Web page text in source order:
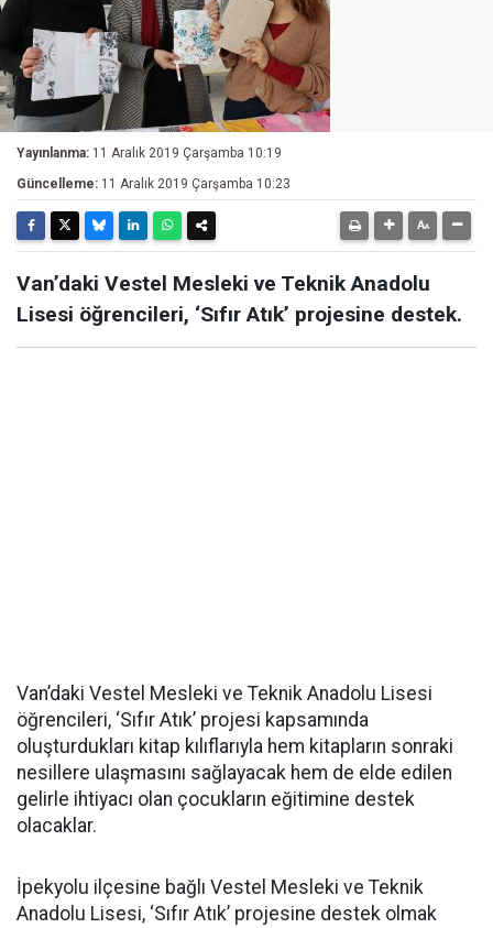
Yayınlanma: 11 Aralık 2019 Çarşamba 10:19
Güncelleme: 11 Aralık 2019 Çarşamba 10:23
Van’daki Vestel Mesleki ve Teknik Anadolu
Lisesi öğrencileri, ‘Sıfır Atık’ projesine destek.
Van’daki Vestel Mesleki ve Teknik Anadolu Lisesi
öğrencileri, ‘Sıfır Atık’ projesi kapsamında
oluşturdukları kitap kılıflarıyla hem kitapların sonraki
nesillere ulaşmasını sağlayacak hem de elde edilen
gelirle ihtiyacı olan çocukların eğitimine destek
olacaklar.
İpekyolu ilçesine bağlı Vestel Mesleki ve Teknik
Anadolu Lisesi, ‘Sıfır Atık’ projesine destek olmak